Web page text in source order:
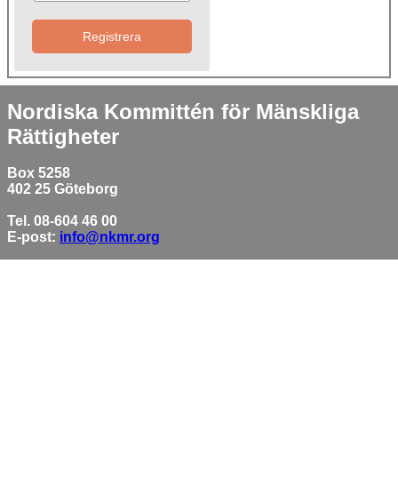
Registrera
Nordiska Kommittén för Mänskliga
Rättigheter
Box 5258
402 25 Göteborg
Tel. 08-604 46 00
E-post: info@nkmr.org